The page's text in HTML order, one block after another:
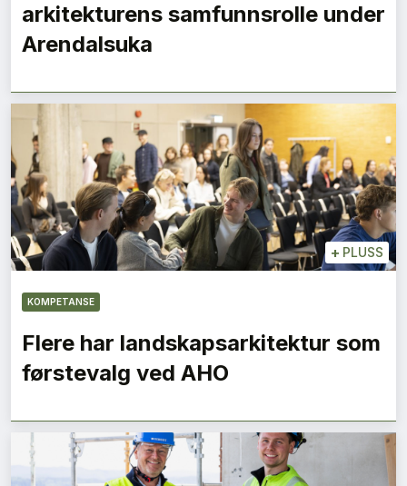
arkitekturens samfunnsrolle under
Arendalsuka
+ PLUSS
KOMPETANSE
Flere har landskapsarkitektur som
førstevalg ved AHO